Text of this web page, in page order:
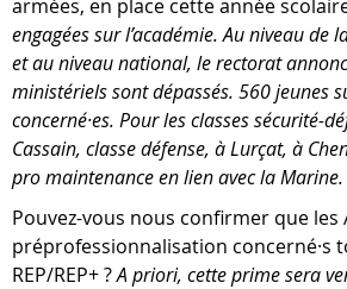
armées, en place cette année
engagées sur l’académie. Au niveau de
et au niveau national, le rectorat
ministériels sont dépassés. 560 jeunes
concerné·es. Pour les classes sécurité-
Cassain, classe défense, à Lurçat, à
pro maintenance en lien avec la Marine.
Pouvez-vous nous confirmer que les
préprofessionnalisation concerné·s
REP/REP+ ?A priori, cette prime sera